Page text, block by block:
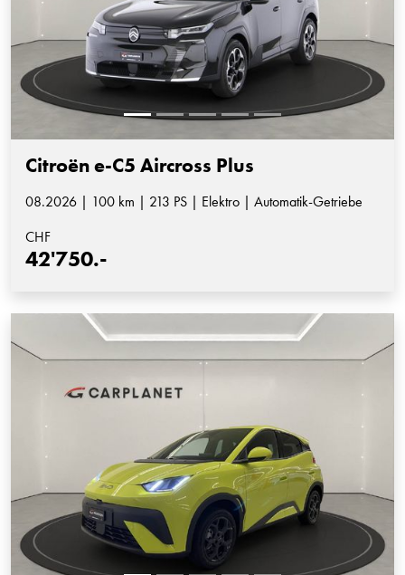
Citroën e-C5 Aircross Plus
08.2026 | 100 km | 213 PS | Elektro | Automatik-Getriebe
CHF
42'750.-